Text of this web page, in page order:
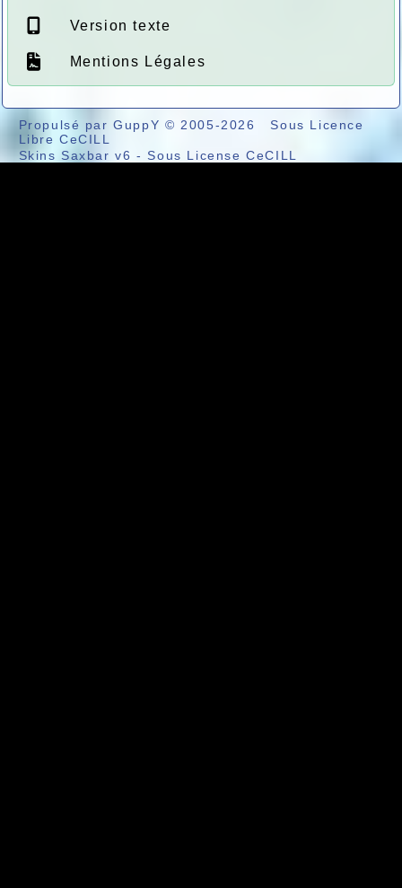
Version texte
Mentions Légales
Propulsé par GuppY © 2005-2026
Sous Licence
Libre CeCILL
Skins Saxbar v6 - Sous License CeCILL